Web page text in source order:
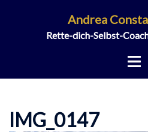
Andrea
Rette-dich-Selbst-
Menü
IMG_0147